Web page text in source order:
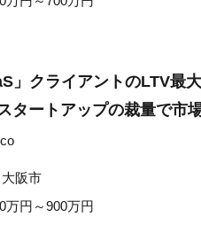
」クライアントのLTV最
タートアップの裁量で市
阪市
万円～900万円